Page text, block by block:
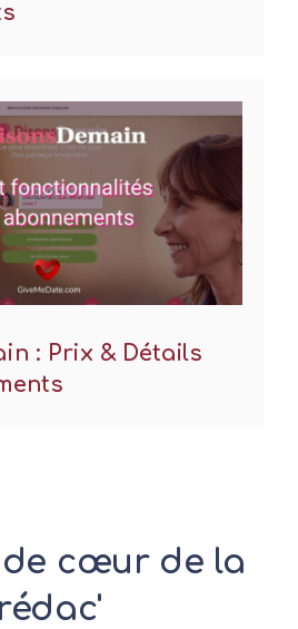
: Prix & Détails
de cœur de la
rédac'